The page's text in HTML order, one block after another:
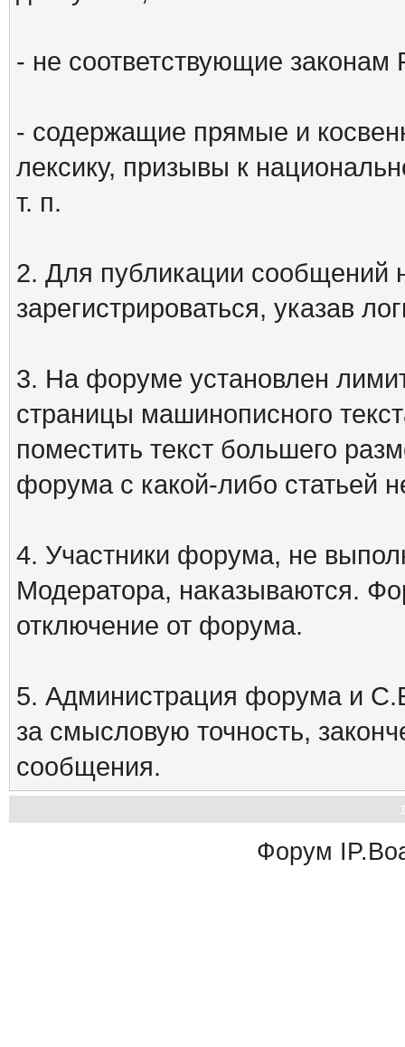
- не соответствующие законам
- содержащие прямые и
лексику, призывы к
т. п.
2. Для публикации сообщений
зарегистрироваться, указав
3. На форуме установлен
страницы машинописного
поместить текст большего
форума с какой-либо статьей
4. Участники форума, не
Модератора, наказываются.
отключение от форума.
5. Администрация форума и
за смысловую точность,
сообщения.
Форум